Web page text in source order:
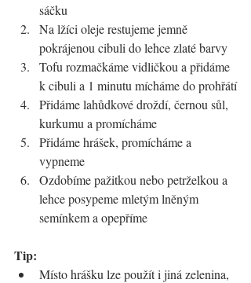
sáčku
Na lžíci oleje restujeme jemně
pokrájenou cibuli do lehce zlaté barvy
Tofu rozmačkáme vidličkou a přidáme
k cibuli a 1 minutu mícháme do prohřátí
Přidáme lahůdkové droždí, černou sůl,
kurkumu a promícháme
Přidáme hrášek, promícháme a
vypneme
Ozdobíme pažitkou nebo petrželkou a
lehce posypeme mletým lněným
semínkem a opepříme
Tip:
Místo hrášku lze použít i jiná zelenina,